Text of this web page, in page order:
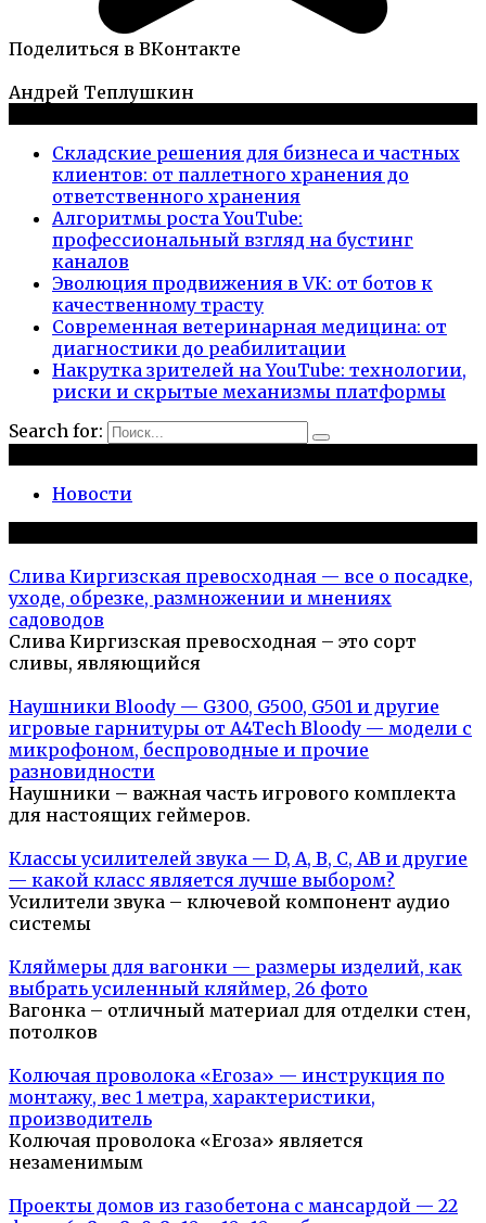
Поделиться в ВКонтакте
Андрей Теплушкин
Складские решения для бизнеса и частных
клиентов: от паллетного хранения до
ответственного хранения
Алгоритмы роста YouTube:
профессиональный взгляд на бустинг
каналов
Эволюция продвижения в VK: от ботов к
качественному трасту
Современная ветеринарная медицина: от
диагностики до реабилитации
Накрутка зрителей на YouTube: технологии,
риски и скрытые механизмы платформы
Search for:
Новости
Слива Киргизская превосходная — все о посадке,
уходе, обрезке, размножении и мнениях
садоводов
Слива Киргизская превосходная – это сорт
сливы, являющийся
Наушники Bloody — G300, G500, G501 и другие
игровые гарнитуры от A4Tech Bloody — модели с
микрофоном, беспроводные и прочие
разновидности
Наушники – важная часть игрового комплекта
для настоящих геймеров.
Классы усилителей звука — D, A, B, C, AB и другие
— какой класс является лучше выбором?
Усилители звука – ключевой компонент аудио
системы
Кляймеры для вагонки — размеры изделий, как
выбрать усиленный кляймер, 26 фото
Вагонка – отличный материал для отделки стен,
потолков
Колючая проволока «Егоза» — инструкция по
монтажу, вес 1 метра, характеристики,
производитель
Колючая проволока «Егоза» является
незаменимым
Проекты домов из газобетона с мансардой — 22